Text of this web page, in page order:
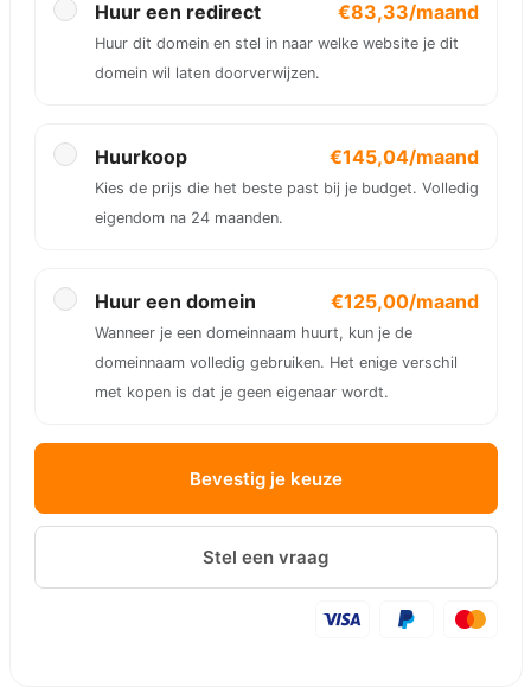
Huur een redirect €83,33/maand
Huur dit domein en stel in naar welke website je dit
domein wil laten doorverwijzen.
Huurkoop €145,04/maand
Kies de prijs die het beste past bij je budget. Volledig
eigendom na 24 maanden.
Huur een domein €125,00/maand
Wanneer je een domeinnaam huurt, kun je de
domeinnaam volledig gebruiken. Het enige verschil
met kopen is dat je geen eigenaar wordt.
Bevestig je keuze
Stel een vraag